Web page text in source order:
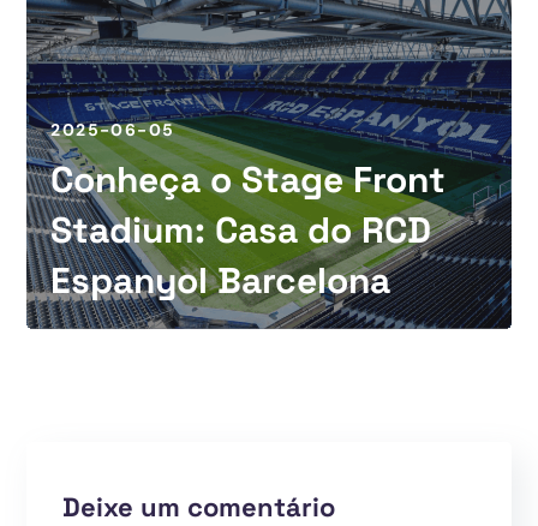
2025-06-05
Conheça o Stage Front
Stadium: Casa do RCD
Espanyol Barcelona
Deixe um comentário